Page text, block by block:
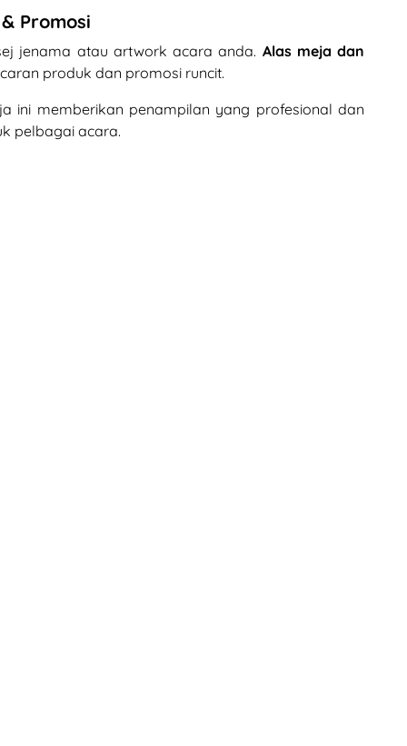
Promosi
jenama atau artwork acara anda. Alas meja dan
produk dan promosi runcit.
ini memberikan penampilan yang profesional dan
pelbagai acara.